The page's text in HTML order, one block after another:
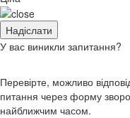
У вас виникли запитання?
Перевірте, можливо
питання через форму
найближчим часом.